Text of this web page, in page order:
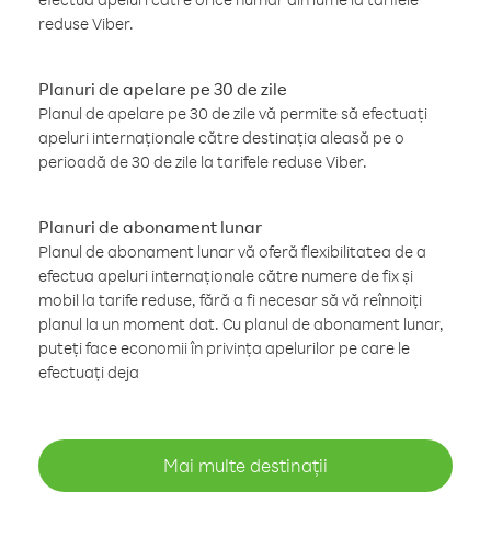
reduse Viber.
Planuri de apelare pe 30 de zile
Planul de apelare pe 30 de zile vă permite să efectuați
apeluri internaționale către destinația aleasă pe o
perioadă de 30 de zile la tarifele reduse Viber.
Planuri de abonament lunar
Planul de abonament lunar vă oferă flexibilitatea de a
efectua apeluri internaționale către numere de fix și
mobil la tarife reduse, fără a fi necesar să vă reînnoiți
planul la un moment dat. Cu planul de abonament lunar,
puteți face economii în privința apelurilor pe care le
efectuați deja
Mai multe destinații